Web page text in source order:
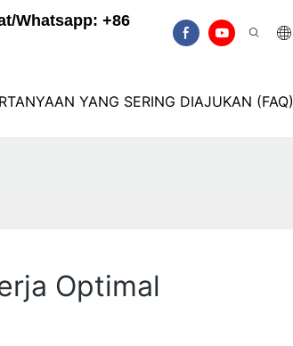
Whatsapp: +86
YANG SERING DIAJUKAN (FAQ)
Optimal